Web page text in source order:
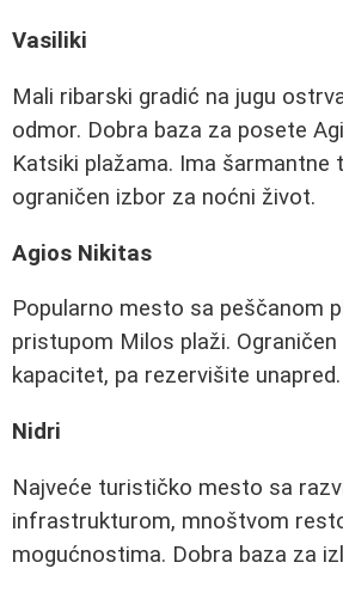
Vasiliki
Mali ribarski gradić na jugu
odmor. Dobra baza za posete
Katsiki plažama. Ima šarmantne
ograničen izbor za noćni život.
Agios Nikitas
Popularno mesto sa peščanom
pristupom Milos plaži.
kapacitet, pa rezervišite unapred.
Nidri
Najveće turističko mesto sa
infrastrukturom, mnoštvom
mogućnostima. Dobra baza za